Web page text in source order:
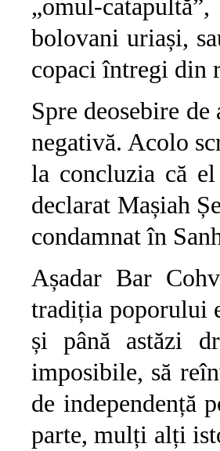
„omul-
bolovani uriași,
copaci întregi din
Spre deosebire
negativă. Acolo
la concluzia că
declarat Mașiah
condamnat în
Așadar Bar
tradiția poporului
și până astăzi
imposibile, să
de independență
parte, mulți alți